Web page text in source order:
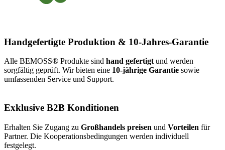
Handgefertigte Produktion & 10-Jahres-Garantie
Alle BEMOSS® Produkte sind hand gefertigtund werden
sorgfältig geprüft. Wir bieten eine 10-jährige Garantie sowie
umfassenden Service und Support.
Exklusive B2B Konditionen
Erhalten Sie Zugang zu Großhandels preisen und Vorteilen für
Partner. Die Kooperationsbedingungen werden individuell
festgelegt.